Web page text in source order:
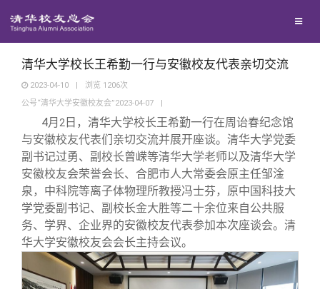
地区联络
年级联络
院系校友工作
专业委员会
兴趣群体
西南联大校友会
回馈母校
捐赠项目
捐赠新闻
捐赠纪事
捐赠方法
义工计划
媒体平台
《清华校友通讯》
《水木清华》
我要订阅
新媒体平台
百年清华
清华人物
清华故事
青春风采
校友服务
终身学习
信息化服务
校友总会
总会简介
关闭
清华大学校长王希勤一行与安徽校友代表亲切交流
2023-04-10 | 浏览 1206次
公号“清华大学安徽校友会”2023-04-07
|
4月 2 日，清华大学校长王希勤一行在周诒春纪念馆
与安徽校友代表们亲切交流并展开座谈。清华大学党委
副书记过勇、副校长曾嵘等清华大学老师以及清华大学
安徽校友会荣誉会长、合肥市人大常委会原主任邹淦
泉，中科院等离子体物理所教授冯士芬，原中国科技大
学党委副书记、副校长金大胜等二十余位来自公共服
务、学界、企业界的安徽校友代表参加本次座谈会。清
华大学安徽校友会会长主持会议。